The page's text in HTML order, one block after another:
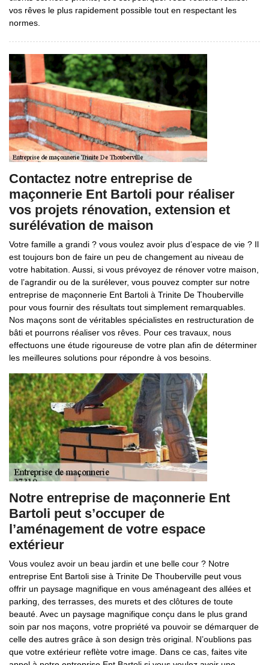
vos rêves le plus rapidement possible tout en respectant les
normes.
Contactez notre entreprise de
maçonnerie Ent Bartoli pour réaliser
vos projets rénovation, extension et
surélévation de maison
Votre famille a grandi ? vous voulez avoir plus d’espace de vie ? Il
est toujours bon de faire un peu de changement au niveau de
votre habitation. Aussi, si vous prévoyez de rénover votre maison,
de l’agrandir ou de la surélever, vous pouvez compter sur notre
entreprise de maçonnerie Ent Bartoli à Trinite De Thouberville
pour vous fournir des résultats tout simplement remarquables.
Nos maçons sont de véritables spécialistes en restructuration de
bâti et pourrons réaliser vos rêves. Pour ces travaux, nous
effectuons une étude rigoureuse de votre plan afin de déterminer
les meilleures solutions pour répondre à vos besoins.
Notre entreprise de maçonnerie Ent
Bartoli peut s’occuper de
l’aménagement de votre espace
extérieur
Vous voulez avoir un beau jardin et une belle cour ? Notre
entreprise Ent Bartoli sise à Trinite De Thouberville peut vous
offrir un paysage magnifique en vous aménageant des allées et
parking, des terrasses, des murets et des clôtures de toute
beauté. Avec un paysage magnifique conçu dans le plus grand
soin par nos maçons, votre propriété va pouvoir se démarquer de
celle des autres grâce à son design très original. N’oublions pas
que votre extérieur reflète votre image. Dans ce cas, faites vite